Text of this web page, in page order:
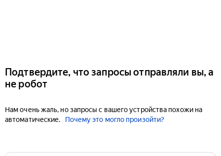
Подтвердите, что запросы отправляли вы, а
не робот
Нам очень жаль, но запросы с вашего устройства похожи на
автоматические.
Почему это могло произойти?